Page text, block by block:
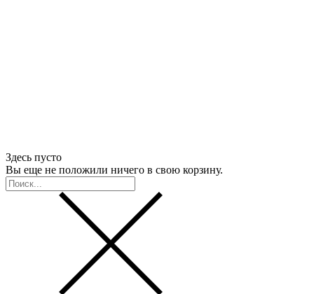
Здесь пусто
Вы еще не положили ничего в свою корзину.